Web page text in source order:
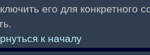
его для конкретного
к началу